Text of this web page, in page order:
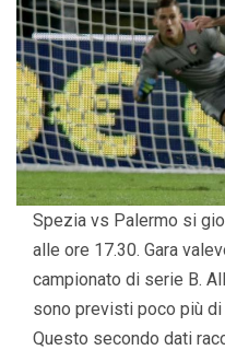
Spezia vs Palermo si
alle ore 17.30. Gara
campionato di serie B.
sono previsti poco più
Questo secondo dati